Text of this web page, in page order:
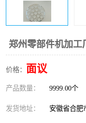
郑州零部件机加工
价格： 面议
产品数量： 9999.00个
发货地址： 安徽省合肥